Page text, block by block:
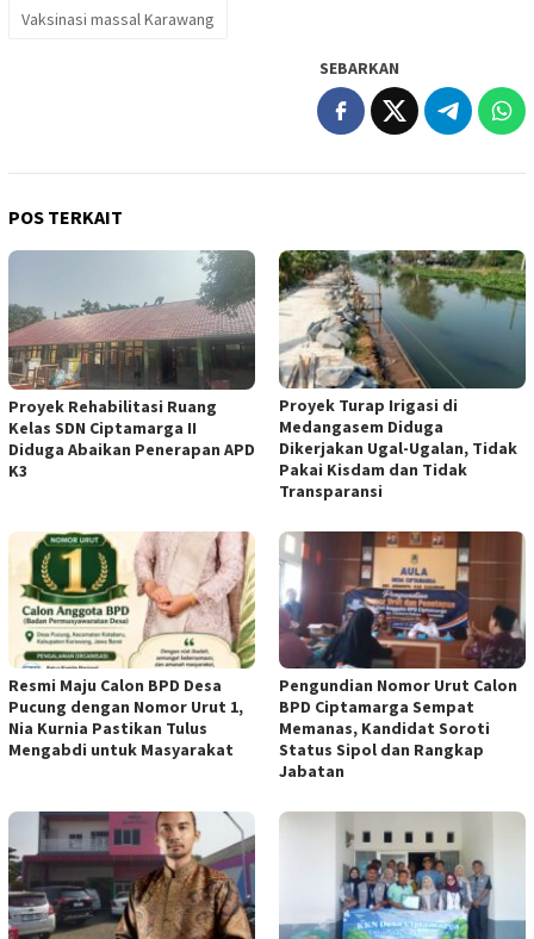
Vaksinasi massal Karawang
SEBARKAN
POS TERKAIT
Proyek Rehabilitasi Ruang
Kelas SDN Ciptamarga II
Diduga Abaikan Penerapan APD
K3
Proyek Turap Irigasi di
Medangasem Diduga
Dikerjakan Ugal-Ugalan, Tidak
Pakai Kisdam dan Tidak
Transparansi
Resmi Maju Calon BPD Desa
Pucung dengan Nomor Urut 1,
Nia Kurnia Pastikan Tulus
Mengabdi untuk Masyarakat
Pengundian Nomor Urut Calon
BPD Ciptamarga Sempat
Memanas, Kandidat Soroti
Status Sipol dan Rangkap
Jabatan